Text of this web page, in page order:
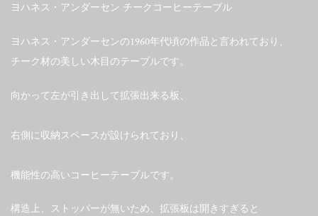
ヨハネス・アンダーセン チークコーヒーテーブル
ヨハネス・アンダーセンの1960年代頃の作品と言われており、
チーク材の美しい木目のテーブルです。
向かって左が引き出して拡張出来る板、
右側に収納スペースが設けられており、
機能性の高いコーヒーテーブルです。
構造上、ストッパーが無いため、拡張板は開きすぎると